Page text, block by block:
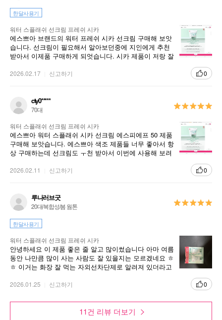
한달사용기
워터 스플래쉬 선크림 프레쉬 시카
에스쁘아 브랜드의 워터 프레쉬 시카 선크림 구매해 보앗
습니다. 선크림이 필요해서 알아보던중에 지인에게 추천
받아서 이제품 구매하게 되엇습니다. 시카 제품이 저랑 잘
2026.02.17 신고하기 0
cty0*****
70대
워터 스플래쉬 선크림 프레쉬 시카
에스쁘아 워터 스플래쉬 시카 선크림 에스피에프 50 제품
구매해 보앗습니다. 에스쁘아 색조 제품들 너무 좋아서 항
상 구매하는데 선크림도 ㅜ천 받아서 이번에 사용해 보려
2026.02.11 신고하기 0
루나러브굿
20대/복합성/봄 웜톤
한달사용기
워터 스플래쉬 선크림 프레쉬 시카
안녕하세요 이 제품 좋은 줄 알고 많이썼습니다 아마 여름
동안 나만큼 많이 사는 사람도 잘 있을지는 모르겠네요 ㅎ
ㅎ 이거는 화장 잘 먹는 자외선차단제로 알려져 있더라고
분홍색으로 살게요
2026.01.25 신고하기 0
11건 리뷰 더보기